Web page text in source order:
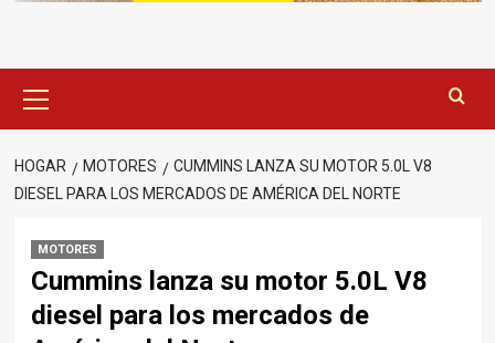
principal
HOGAR MOTORES
CUMMINS LANZA SU MOTOR 5.0L V8
DIESEL PARA LOS MERCADOS DE AMÉRICA DEL NORTE
MOTORES
Cummins lanza su motor 5.0L V8
diesel para los mercados de